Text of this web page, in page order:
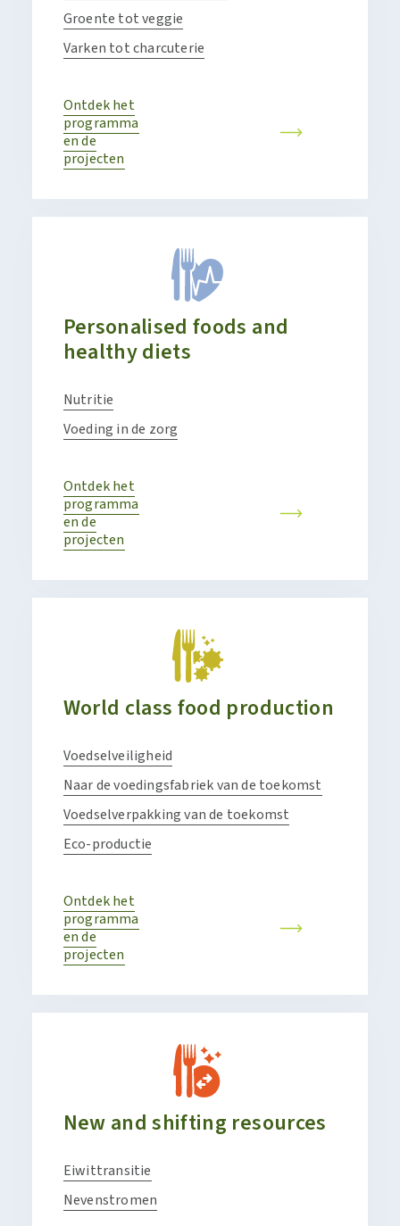
Groente tot veggie
Varken tot charcuterie
Ontdek het
programma
en de
projecten
Personalised foods and
healthy diets
Nutritie
Voeding in de zorg
Ontdek het
programma
en de
projecten
World class food production
Voedselveiligheid
Naar de voedingsfabriek van de toekomst
Voedselverpakking van de toekomst
Eco-productie
Ontdek het
programma
en de
projecten
New and shifting resources
Eiwittransitie
Nevenstromen